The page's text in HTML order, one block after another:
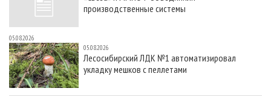
производственные системы
05.08.2026
05.08.2026
Лесосибирский ЛДК №1 автоматизировал
укладку мешков с пеллетами